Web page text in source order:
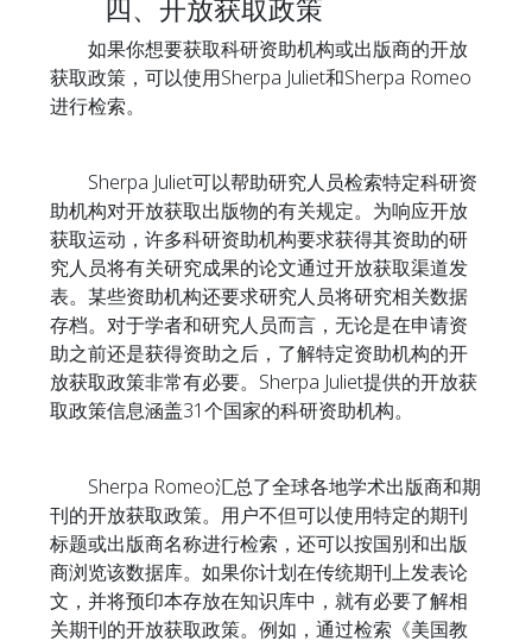
四、开放获取政策
如果你想要获取科研资助机构或出版商的开放
获取政策，可以使用Sherpa Juliet和Sherpa Romeo
进行检索。
Sherpa Juliet可以帮助研究人员检索特定科研资
助机构对开放获取出版物的有关规定。为响应开放
获取运动，许多科研资助机构要求获得其资助的研
究人员将有关研究成果的论文通过开放获取渠道发
表。某些资助机构还要求研究人员将研究相关数据
存档。对于学者和研究人员而言，无论是在申请资
助之前还是获得资助之后，了解特定资助机构的开
放获取政策非常有必要。Sherpa Juliet提供的开放获
取政策信息涵盖31个国家的科研资助机构。
Sherpa Romeo汇总了全球各地学术出版商和期
刊的开放获取政策。用户不但可以使用特定的期刊
标题或出版商名称进行检索，还可以按国别和出版
商浏览该数据库。如果你计划在传统期刊上发表论
文，并将预印本存放在知识库中，就有必要了解相
关期刊的开放获取政策。例如，通过检索《美国教